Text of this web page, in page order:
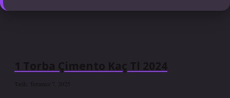
1 Torba Çimento Kaç Tl 2024
Tarih: Temmuz 7, 2025